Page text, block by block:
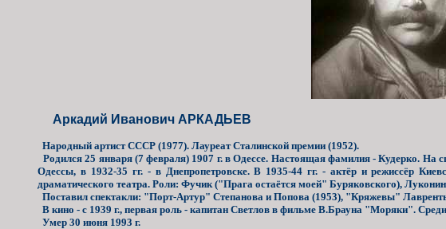
Аркадий Иванович АРКАДЬЕВ
Народный артист СССР (1977). Лауреат Сталинской премии (1952).
Родился 25 января (7 февраля) 1907 г. в Одессе. Настоящая фамилия - Кудерко. На
Одессы, в 1932-35 гг. - в Днепропетровске. В 1935-44 гг. - актёр и режиссёр
драматического театра. Роли: Фучик ("Прага остаётся моей" Буряковского),
Поставил спектакли: "Порт-Артур" Степанова и Попова (1953), "Кряжевы"
В кино - с 1939 г., первая роль - капитан Светлов в фильме В.Брауна "Моряки".
Умер 30 июня 1993 г.